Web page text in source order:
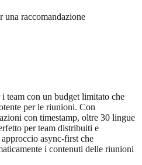
raccomandazione
team con un budget limitato che
per le riunioni. Con
con timestamp, oltre 30 lingue
per team distribuiti e
async-first che
i contenuti delle riunioni